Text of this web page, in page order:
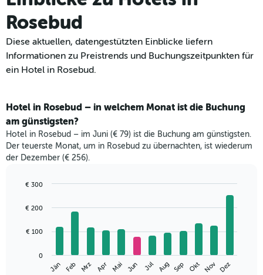
Rosebud
Diese aktuellen, datengestützten Einblicke liefern
Informationen zu Preistrends und Buchungszeitpunkten für
ein Hotel in Rosebud.
Hotel in Rosebud – in welchem Monat ist die Buchung
am günstigsten?
Hotel in Rosebud – im Juni (€ 79) ist die Buchung am günstigsten.
Der teuerste Monat, um in Rosebud zu übernachten, ist wiederum
der Dezember (€ 256).
chart
bars.
folgende
graphic.
Jän Feb Mrz Apr Mai Jun Jul Aug Sep Okt Nov Dez
0
€ 100
€ 200
€ 300